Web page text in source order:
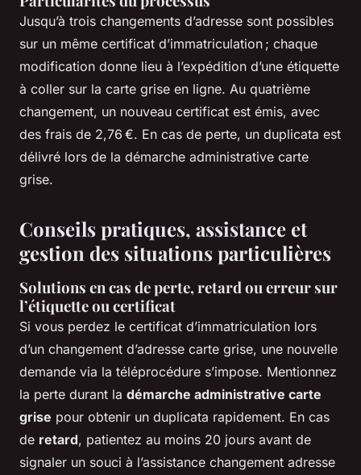
Jusqu’à trois changements d’adresse sont possibles
sur un même certificat d’immatriculation ; chaque
modification donne lieu à l’expédition d’une étiquette
à coller sur la carte grise en ligne. Au quatrième
changement, un nouveau certificat est émis, avec
des frais de 2,76 €. En cas de perte, un duplicata est
délivré lors de la démarche administrative carte
grise.
Conseils pratiques, assistance et
gestion des situations particulières
Solutions en cas de perte, retard ou erreur sur
l’étiquette ou certificat
Si vous perdez le certificat d’immatriculation lors
d’un changement d’adresse carte grise, une nouvelle
demande via la téléprocédure s’impose. Mentionnez
la perte durant la démarche administrative carte
grise pour obtenir un duplicata rapidement. En cas
de retard, patientez au moins 20 jours avant de
signaler un souci à l’assistance changement adresse